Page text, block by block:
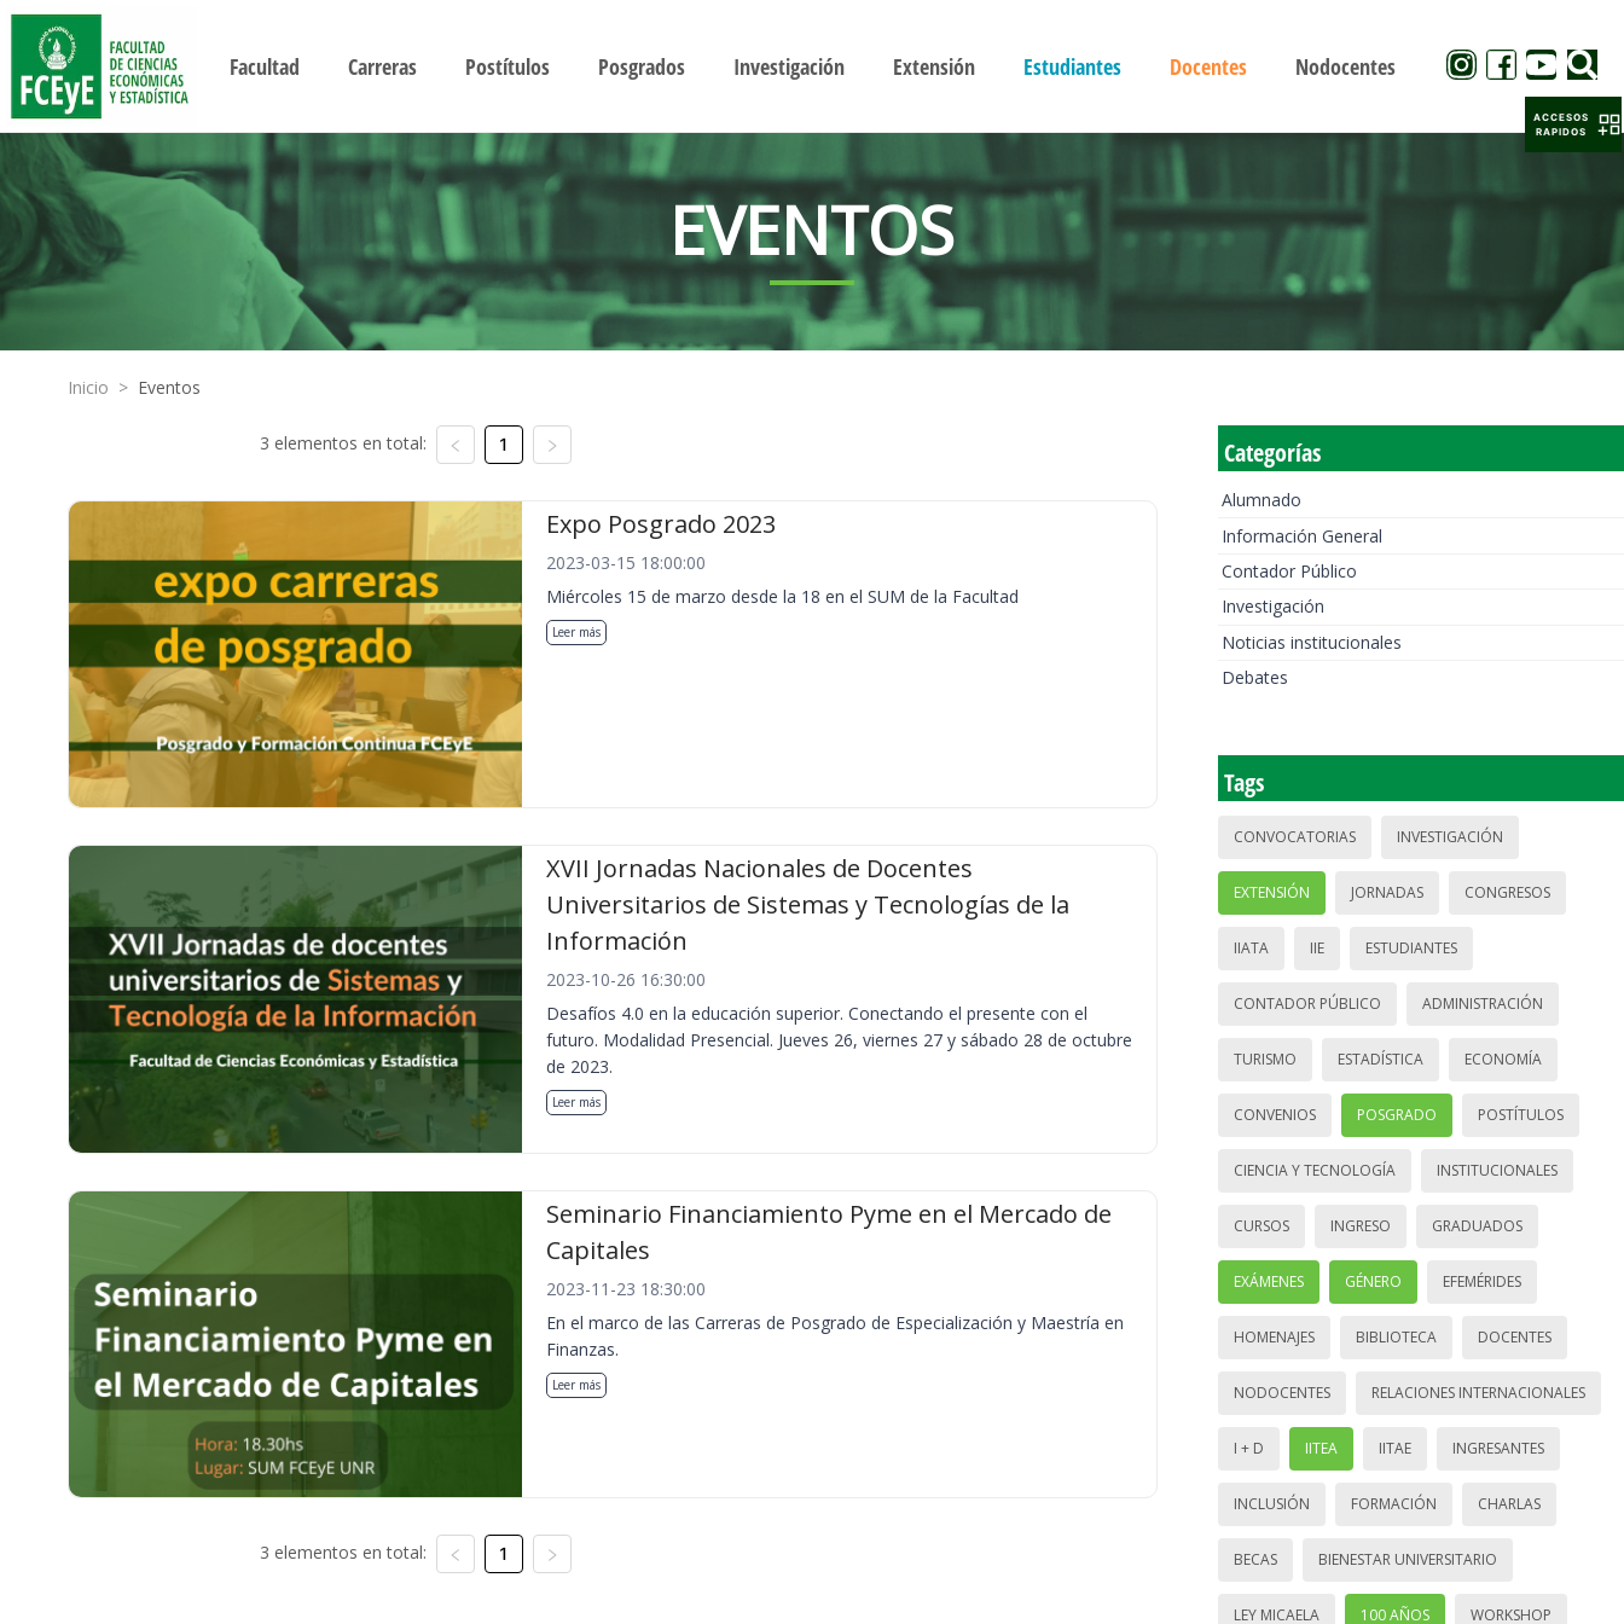
Facultad Carreras Postítulos Posgrados Investigación Extensión Estudiantes Docentes Nodocentes
EVENTOS
Inicio > Eventos
3 elementos en total: 1
Expo Posgrado 2023
2023-03-15 18:00:00
Miércoles 15 de marzo desde la 18 en el SUM de la Facultad
Leer más
XVII Jornadas Nacionales de Docentes
Universitarios de Sistemas y Tecnologías de la
Información
2023-10-26 16:30:00
Desafíos 4.0 en la educación superior. Conectando el presente con el
futuro. Modalidad Presencial. Jueves 26, viernes 27 y sábado 28 de octubre
de 2023.
Leer más
Seminario Financiamiento Pyme en el Mercado de
Capitales
2023-11-23 18:30:00
En el marco de las Carreras de Posgrado de Especialización y Maestría en
Finanzas.
Leer más
3 elementos en total: 1
Categorías
Alumnado
Información General
Contador Público
Investigación
Noticias institucionales
Debates
Tags
CONVOCATORIAS INVESTIGACIÓN
EXTENSIÓN JORNADAS CONGRESOS
IIATA IIE ESTUDIANTES
CONTADOR PÚBLICO ADMINISTRACIÓN
TURISMO ESTADÍSTICA ECONOMÍA
CONVENIOS POSGRADO POSTÍTULOS
CIENCIA Y TECNOLOGÍA INSTITUCIONALES
CURSOS INGRESO GRADUADOS
EXÁMENES GÉNERO EFEMÉRIDES
HOMENAJES BIBLIOTECA DOCENTES
NODOCENTES RELACIONES INTERNACIONALES
I + D IITEA IITAE INGRESANTES
INCLUSIÓN FORMACIÓN CHARLAS
BECAS BIENESTAR UNIVERSITARIO
LEY MICAELA 100 AÑOS WORKSHOP
ACCESOS
RAPIDOS